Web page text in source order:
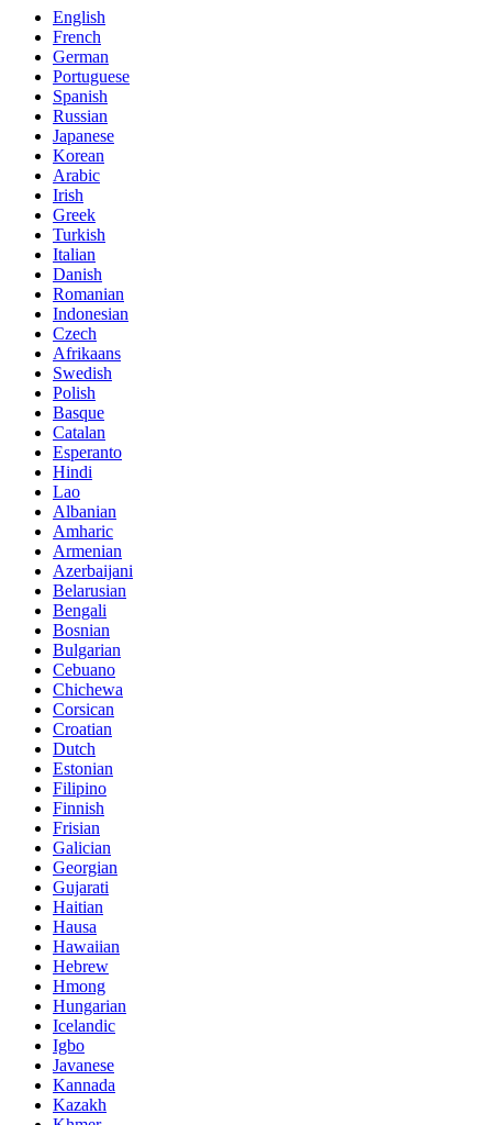
English
French
German
Portuguese
Spanish
Russian
Japanese
Korean
Arabic
Irish
Greek
Turkish
Italian
Danish
Romanian
Indonesian
Czech
Afrikaans
Swedish
Polish
Basque
Catalan
Esperanto
Hindi
Lao
Albanian
Amharic
Armenian
Azerbaijani
Belarusian
Bengali
Bosnian
Bulgarian
Cebuano
Chichewa
Corsican
Croatian
Dutch
Estonian
Filipino
Finnish
Frisian
Galician
Georgian
Gujarati
Haitian
Hausa
Hawaiian
Hebrew
Hmong
Hungarian
Icelandic
Igbo
Javanese
Kannada
Kazakh